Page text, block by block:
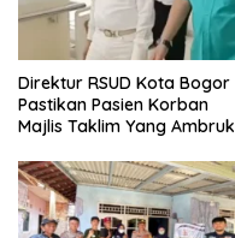
Direktur RSUD Kota Bogor
Pastikan Pasien Korban
Majlis Taklim Yang Ambruk
Perawatan Maksimal